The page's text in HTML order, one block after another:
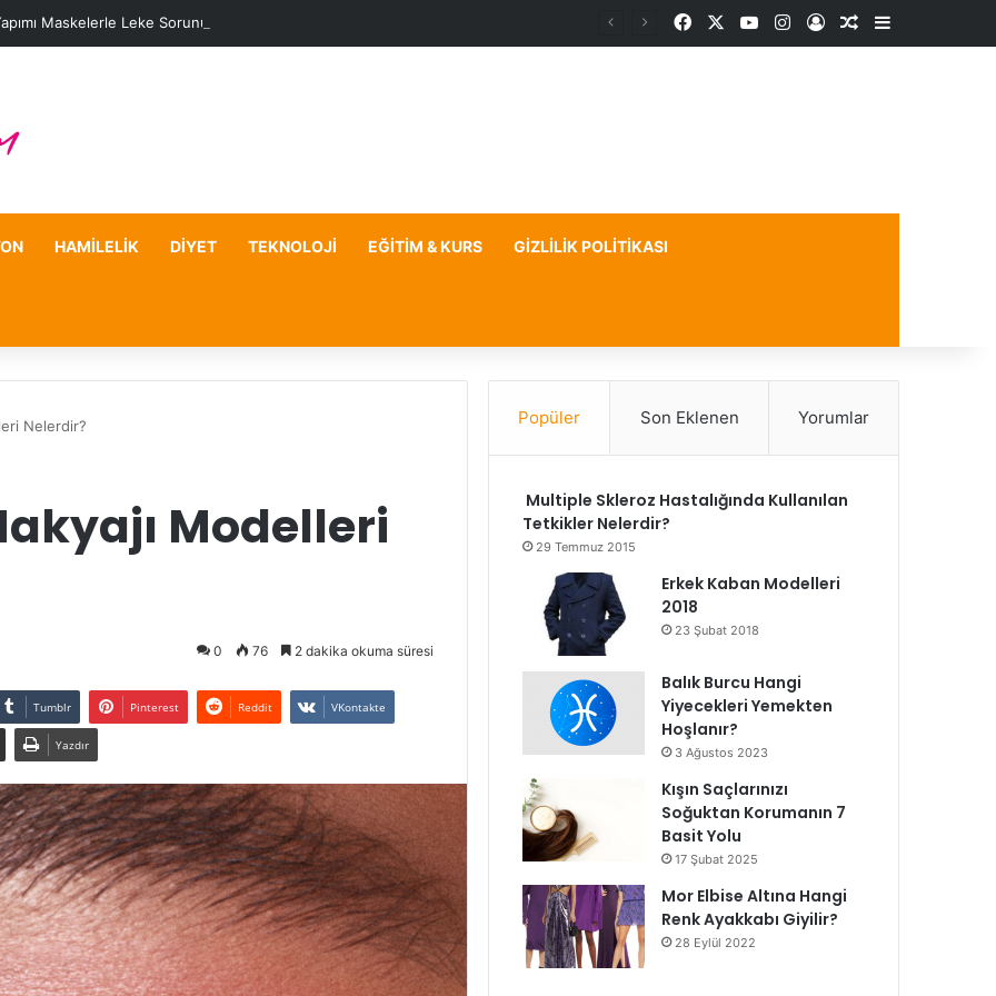
Maskelerle Leke Sorununa Çözüm Önerileri FacebookYouTubeInstagram
Kayıt OlRastgele Makale
Kenar
HAMILELIK DIYET TEKNOLOJI EĞITIM & KURS GIZLILIK POLITIKASI
Nelerdir?
Modelleri
0 76 2 dakika okuma süresi
Tumblr Pinterest Reddit VKontakte
Yazdır
Popüler Son Eklenen Yorumlar
Multiple Skleroz Hastalığında Kullanılan
Tetkikler Nelerdir?
29 Temmuz 2015
Erkek Kaban Modelleri
2018
23 Şubat 2018
Balık Burcu Hangi
Yiyecekleri Yemekten
Hoşlanır?
3 Ağustos 2023
Kışın Saçlarınızı
Soğuktan Korumanın 7
Basit Yolu
17 Şubat 2025
Mor Elbise Altına Hangi
Renk Ayakkabı Giyilir?
28 Eylül 2022